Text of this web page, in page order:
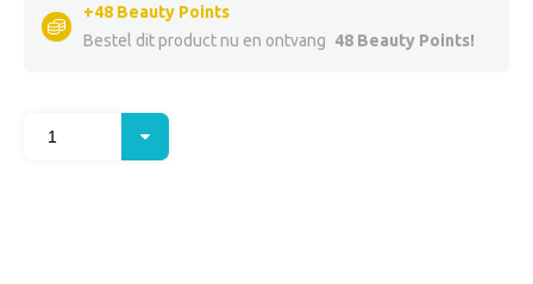
+48 Beauty Points
Bestel dit product nu en ontvang 48 Beauty Points!